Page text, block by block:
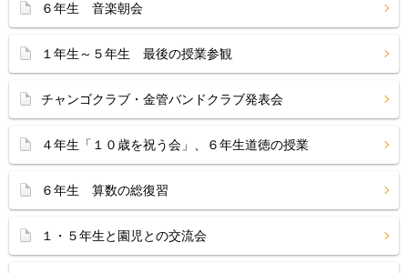
６年生 音楽朝会
１年生～５年生 最後の授業参観
チャンゴクラブ・金管バンドクラブ発表会
４年生「１０歳を祝う会」、６年生道徳の授業
６年生 算数の総復習
１・５年生と園児との交流会